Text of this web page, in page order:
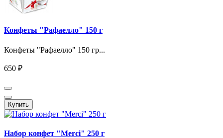
Конфеты "Рафаелло" 150 г
Конфеты "Рафаелло" 150 гр...
650 ₽
Купить
Набор конфет "Merci" 250 г